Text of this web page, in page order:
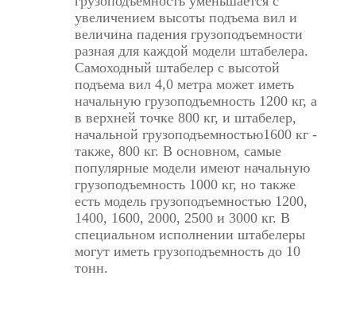
увеличением высоты подъема вил и
величина падения грузоподъемности
разная для каждой модели штабелера.
Самоходный штабелер с высотой
подъема вил 4,0 метра может иметь
начальную грузоподъемность 1200 кг, а
в верхней точке 800 кг, и штабелер,
начальной грузоподъемностью1600 кг -
также, 800 кг. В основном, самые
популярные модели имеют начальную
грузоподъемность 1000 кг, но также
есть модель грузоподъемностью 1200,
1400, 1600, 2000, 2500 и 3000 кг. В
специальном исполнении штабелеры
могут иметь грузоподъемность до 10
тонн.